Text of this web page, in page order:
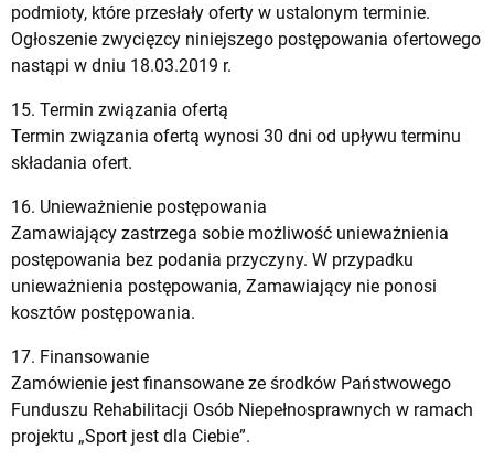
podmioty, które przesłały oferty w ustalonym terminie.
Ogłoszenie zwycięzcy niniejszego postępowania ofertowego
nastąpi w dniu 18.03.2019 r.
15. Termin związania ofertą
Termin związania ofertą wynosi 30 dni od upływu terminu
składania ofert.
16. Unieważnienie postępowania
Zamawiający zastrzega sobie możliwość unieważnienia
postępowania bez podania przyczyny. W przypadku
unieważnienia postępowania, Zamawiający nie ponosi
kosztów postępowania.
17. Finansowanie
Zamówienie jest finansowane ze środków Państwowego
Funduszu Rehabilitacji Osób Niepełnosprawnych w ramach
projektu „Sport jest dla Ciebie”.